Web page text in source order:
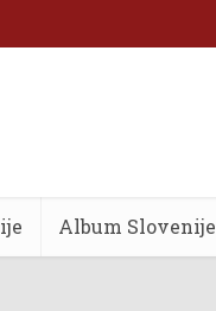
Album Slovenije